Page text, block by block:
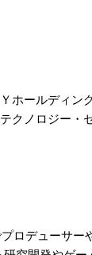
ホールディン
クノロジー・
ロデューサー